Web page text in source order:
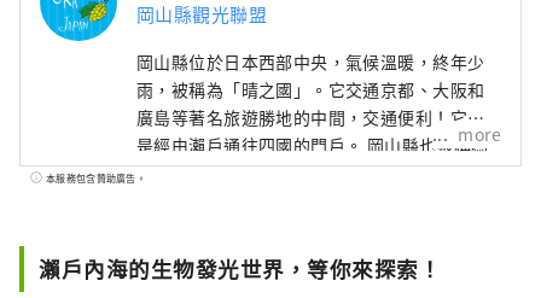
岡山縣觀光聯盟
岡山縣位於日本西部中央，氣候溫暖​​，終年少
雨，被稱為「晴之國」。它交通京都、大阪和
廣島等著名旅遊勝地的中間，交通便利！它也
是經由瀨戶通往四國的門戶。 岡山縣也被稱為
“水果岡山”，在瀨戶內溫暖的氣候下，陽光
鋒葡萄等當季水果！ 岡山還擁有世界級的旅遊
景點，包括岡山城、日本三大名園之一的岡山
more
本服務包含贊助廣告。
瀨戶內海的生物發光世界，等你來探索！